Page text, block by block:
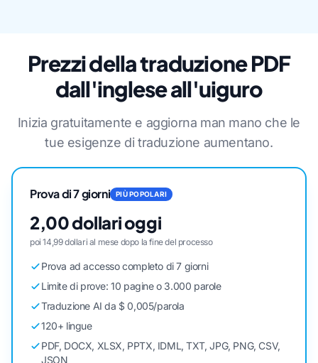
Prezzi della traduzione PDF
dall'inglese all'uiguro
Inizia gratuitamente e aggiorna man mano che le
tue esigenze di traduzione aumentano.
Prova di 7 giorni PIÙ POPOLARI
2,00 dollari oggi
poi 14,99 dollari al mese dopo la fine del processo
Prova ad accesso completo di 7 giorni
Limite di prove: 10 pagine o 3.000 parole
Traduzione AI da $ 0,005/parola
120+ lingue
PDF, DOCX, XLSX, PPTX, IDML, TXT, JPG, PNG, CSV,
JSON